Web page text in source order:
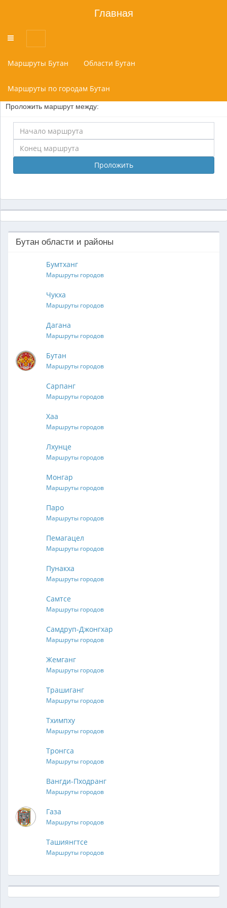
Главная
Переключатель
меню
Маршруты Бутан Области Бутан
Маршруты по городам Бутан
Проложить маршрут между:
Проложить
Бутан области и районы
Бумтханг
Маршруты городов
Чукха
Маршруты городов
Дагана
Маршруты городов
Бутан
Маршруты городов
Сарпанг
Маршруты городов
Хаа
Маршруты городов
Лхунце
Маршруты городов
Монгар
Маршруты городов
Паро
Маршруты городов
Пемагацел
Маршруты городов
Пунакха
Маршруты городов
Самтсе
Маршруты городов
Самдруп-Джонгхар
Маршруты городов
Жемганг
Маршруты городов
Трашиганг
Маршруты городов
Тхимпху
Маршруты городов
Тронгса
Маршруты городов
Вангди-Пходранг
Маршруты городов
Газа
Маршруты городов
Ташиянгтсе
Маршруты городов